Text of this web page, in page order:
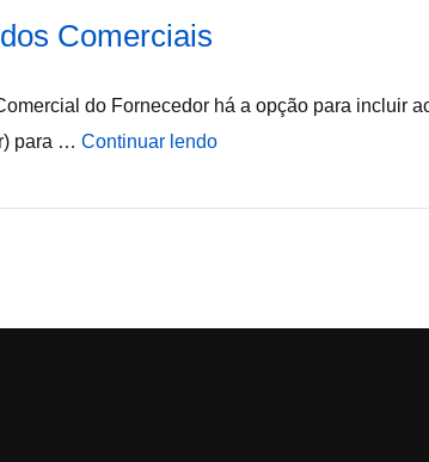
Comerciais
do Fornecedor há a opção para incluir
para … Continuar lendo